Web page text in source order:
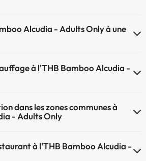
:
Alcudia - Adults Only à une
à l'THB Bamboo Alcudia -
dans les zones communes à
- Adults Only
à l'THB Bamboo Alcudia -